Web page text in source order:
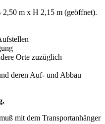
m x H 2,15 m (geöffnet).
Orte zuzüglich
deren Auf- und Abbau
mit dem Transportanhänger